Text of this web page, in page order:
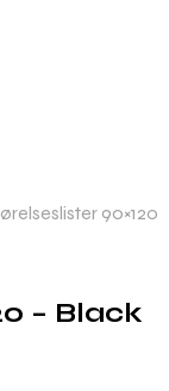
90×120
– Black